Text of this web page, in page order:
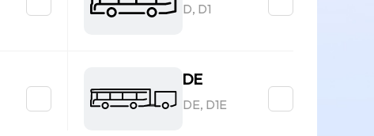
D, D1
DE
DE, D1E